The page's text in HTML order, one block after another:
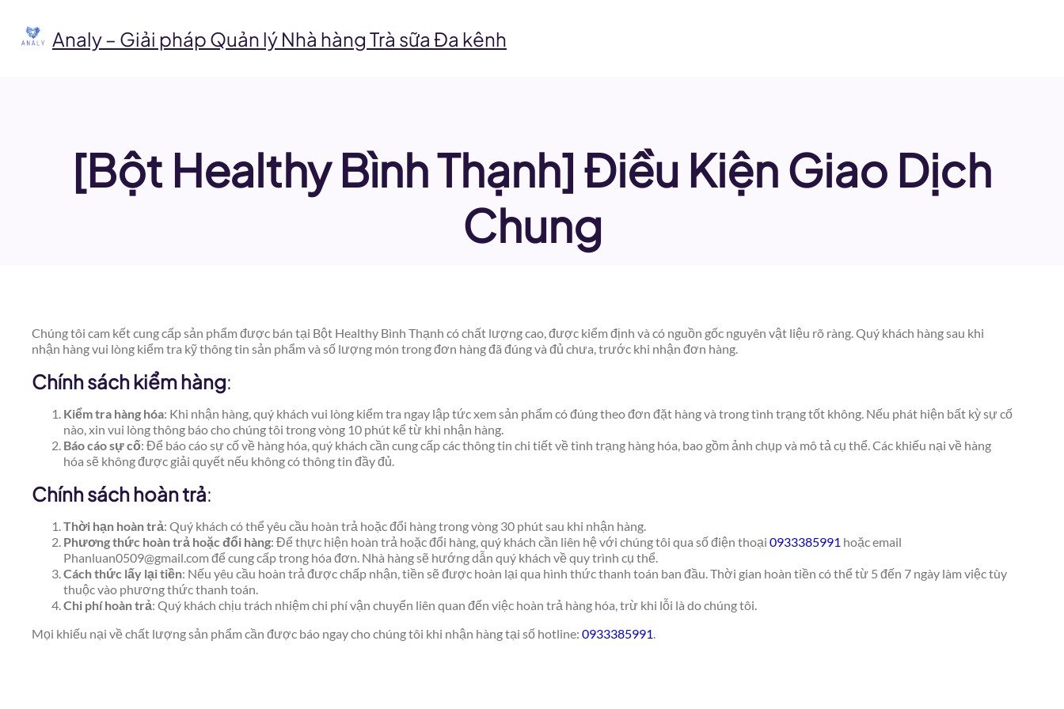
phần
Analy – Giải pháp Quản lý Nhà hàng Trà sữa Đa kênh
[Bột Healthy Bình Thạnh] Điều Kiện Giao Dịch
Chung
Chúng tôi cam kết cung cấp sản phẩm được bán tại Bột Healthy Bình Thạnh có chất lượng cao, được kiểm định và có nguồn gốc nguyên vật liệu rõ ràng. Quý khách hàng sau khi
nhận hàng vui lòng kiểm tra kỹ thông tin sản phẩm và số lượng món trong đơn hàng đã đúng và đủ chưa, trước khi nhận đơn hàng.
Chính sách kiểm hàng:
Kiểm tra hàng hóa: Khi nhận hàng, quý khách vui lòng kiểm tra ngay lập tức xem sản phẩm có đúng theo đơn đặt hàng và trong tình trạng tốt không. Nếu phát hiện bất kỳ sự cố
nào, xin vui lòng thông báo cho chúng tôi trong vòng 10 phút kể từ khi nhận hàng.
Báo cáo sự cố: Để báo cáo sự cố về hàng hóa, quý khách cần cung cấp các thông tin chi tiết về tình trạng hàng hóa, bao gồm ảnh chụp và mô tả cụ thể. Các khiếu nại về hàng
hóa sẽ không được giải quyết nếu không có thông tin đầy đủ.
Chính sách hoàn trả:
Thời hạn hoàn trả: Quý khách có thể yêu cầu hoàn trả hoặc đổi hàng trong vòng 30 phút sau khi nhận hàng.
Phương thức hoàn trả hoặc đổi hàng: Để thực hiện hoàn trả hoặc đổi hàng, quý khách cần liên hệ với chúng tôi qua số điện thoại 0933385991 hoặc email
Phanluan0509@gmail.com để cung cấp trong hóa đơn. Nhà hàng sẽ hướng dẫn quý khách về quy trình cụ thể.
Cách thức lấy lại tiền: Nếu yêu cầu hoàn trả được chấp nhận, tiền sẽ được hoàn lại qua hình thức thanh toán ban đầu. Thời gian hoàn tiền có thể từ 5 đến 7 ngày làm việc tùy
thuộc vào phương thức thanh toán.
Chi phí hoàn trả: Quý khách chịu trách nhiệm chi phí vận chuyển liên quan đến việc hoàn trả hàng hóa, trừ khi lỗi là do chúng tôi.
Mọi khiếu nại về chất lượng sản phẩm cần được báo ngay cho chúng tôi khi nhận hàng tại số hotline: 0933385991.